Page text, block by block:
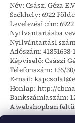
Név: Császi Géza E.V.
Székhely: 6922
Levelezési cím:
Nyilvántartásba
Nyilvántartási szám:
Adószám: 41851638-
Képviselő: Császi
Telefonszám: +36/
E-mail:
Honlap: http://
Bankszámlaszám:
A webshopban